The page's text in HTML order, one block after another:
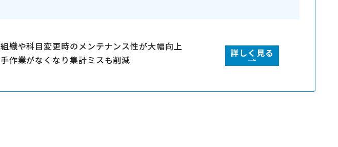
組織や科目変更時のメンテナンス性が大幅向上
手作業がなくなり集計ミスも削減
詳しく見る